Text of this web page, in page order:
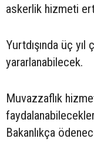
askerlik hizmeti
Yurtdışında üç
yararlanabilecek.
Muvazzaflık
Bakanlıkça